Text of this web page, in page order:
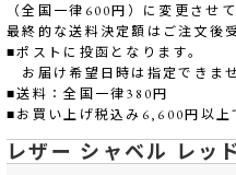
（全国一律600円）に変更させ
最終的な送料決定額はご注文後
■ポストに投函となります。
お届け希望日時は指定できませ
■送料：全国一律380円
■お買い上げ税込み6,600円以上
レザー シャベル レッ